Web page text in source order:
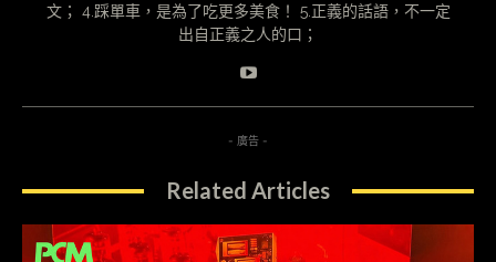
文； 4.踩單車，是為了吃更多美食！ 5.正義的話語，不一定
出自正義之人的口；
- 廣告 -
Related Articles